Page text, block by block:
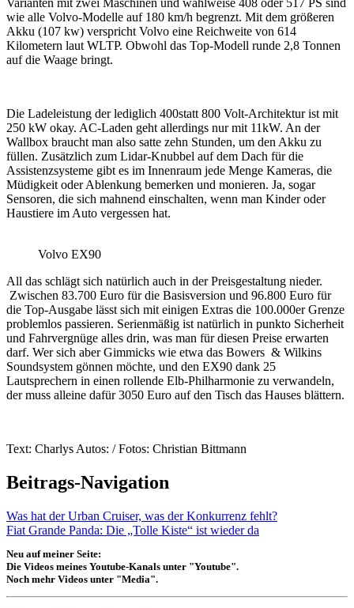
wie alle Volvo-Modelle auf 180 km/h begrenzt. Mit dem größeren
Akku (107 kw) verspricht Volvo eine Reichweite von 614
Kilometern laut WLTP. Obwohl das Top-Modell runde 2,8 Tonnen
auf die Waage bringt.
Die Ladeleistung der lediglich 400statt 800 Volt-Architektur ist mit
250 kW okay. AC-Laden geht allerdings nur mit 11kW. An der
Wallbox braucht man also satte zehn Stunden, um den Akku zu
füllen. Zusätzlich zum Lidar-Knubbel auf dem Dach für die
Assistenzsysteme gibt es im Innenraum jede Menge Kameras, die
Müdigkeit oder Ablenkung bemerken und monieren. Ja, sogar
Sensoren, die sich mahnend einschalten, wenn man Kinder oder
Haustiere im Auto vergessen hat.
Volvo EX90
All das schlägt sich natürlich auch in der Preisgestaltung nieder.
Zwischen 83.700 Euro für die Basisversion und 96.800 Euro für
die Top-Ausgabe lässt sich mit einigen Extras die 100.000er Grenze
problemlos passieren. Serienmäßig ist natürlich in punkto Sicherheit
und Fahrvergnüge alles drin, was man für diesen Preise erwarten
darf. Wer sich aber Gimmicks wie etwa das Bowers & Wilkins
Soundsystem gönnen möchte, und den EX90 dank 25
Lautsprechern in einen rollende Elb-Philharmonie zu verwandeln,
der muss alleine dafür 3050 Euro auf den Tisch das Hauses blättern.
Text: Charlys Autos: / Fotos: Christian Bittmann
Beitrags-Navigation
Was hat der Urban Cruiser, was der Konkurrenz fehlt?
Fiat Grande Panda: Die „Tolle Kiste“ ist wieder da
Neu auf meiner Seite:
Die Videos meines Youtube-Kanals unter "Youtube".
Noch mehr Videos unter "Media".